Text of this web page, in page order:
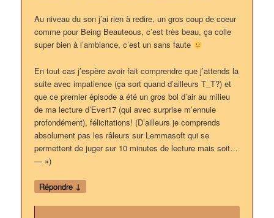
Au niveau du son j’ai rien à redire, un gros coup de coeur
comme pour Being Beauteous, c’est très beau, ça colle
super bien à l’ambiance, c’est un sans faute
En tout cas j’espère avoir fait comprendre que j’attends la
suite avec impatience (ça sort quand d’ailleurs T_T?) et
que ce premier épisode a été un gros bol d’air au milieu
de ma lecture d’Ever17 (qui avec surprise m’ennuie
profondément), félicitations! (D’ailleurs je comprends
absolument pas les râleurs sur Lemmasoft qui se
permettent de juger sur 10 minutes de lecture mais soit…
— »)
Répondre ↓